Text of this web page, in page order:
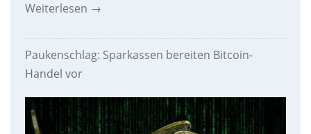
Weiterlesen →
Paukenschlag: Sparkassen bereiten Bitcoin-
Handel vor